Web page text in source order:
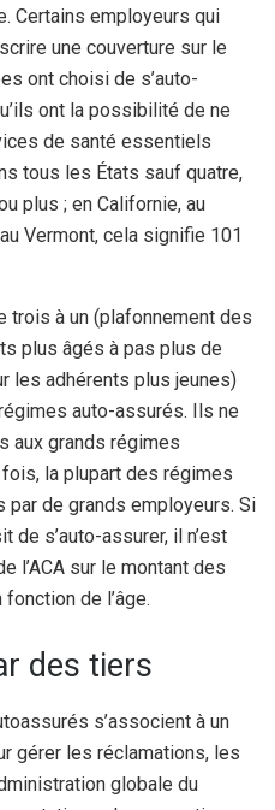
Certains employeurs qui
une couverture sur le
ont choisi de s’auto-
ont la possibilité de ne
de santé essentiels
tous les États sauf quatre,
plus ; en Californie, au
Vermont, cela signifie 101
trois à un (plafonnement des
plus âgés à pas plus de
les adhérents plus jeunes)
auto-assurés. Ils ne
aux grands régimes
la plupart des régimes
de grands employeurs. Si
de s’auto-assurer, il n’est
l’ACA sur le montant des
de l’âge.
des tiers
s’associent à un
gérer les réclamations, les
globale du